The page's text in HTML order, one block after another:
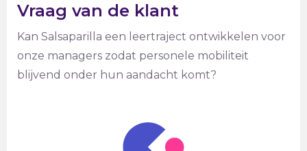
Vraag van de klant
Kan Salsaparilla een leertraject ontwikkelen voor
onze managers zodat personele mobiliteit
blijvend onder hun aandacht komt?